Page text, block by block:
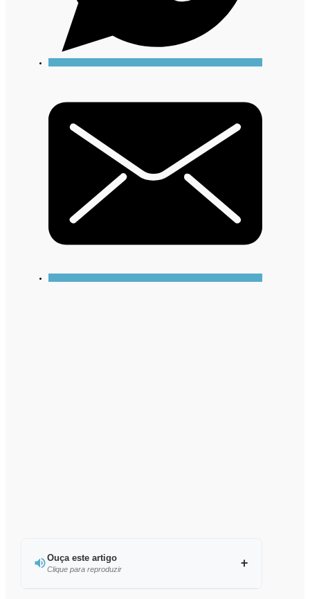
Ouça este artigo
Clique para reproduzir